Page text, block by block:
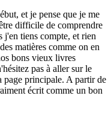
et je pense que je me
difficile de comprendre
j'en tiens compte, et rien
matières comme on en
bons vieux livres
pas à aller sur le
page principale. A partir de
écrit comme un bon